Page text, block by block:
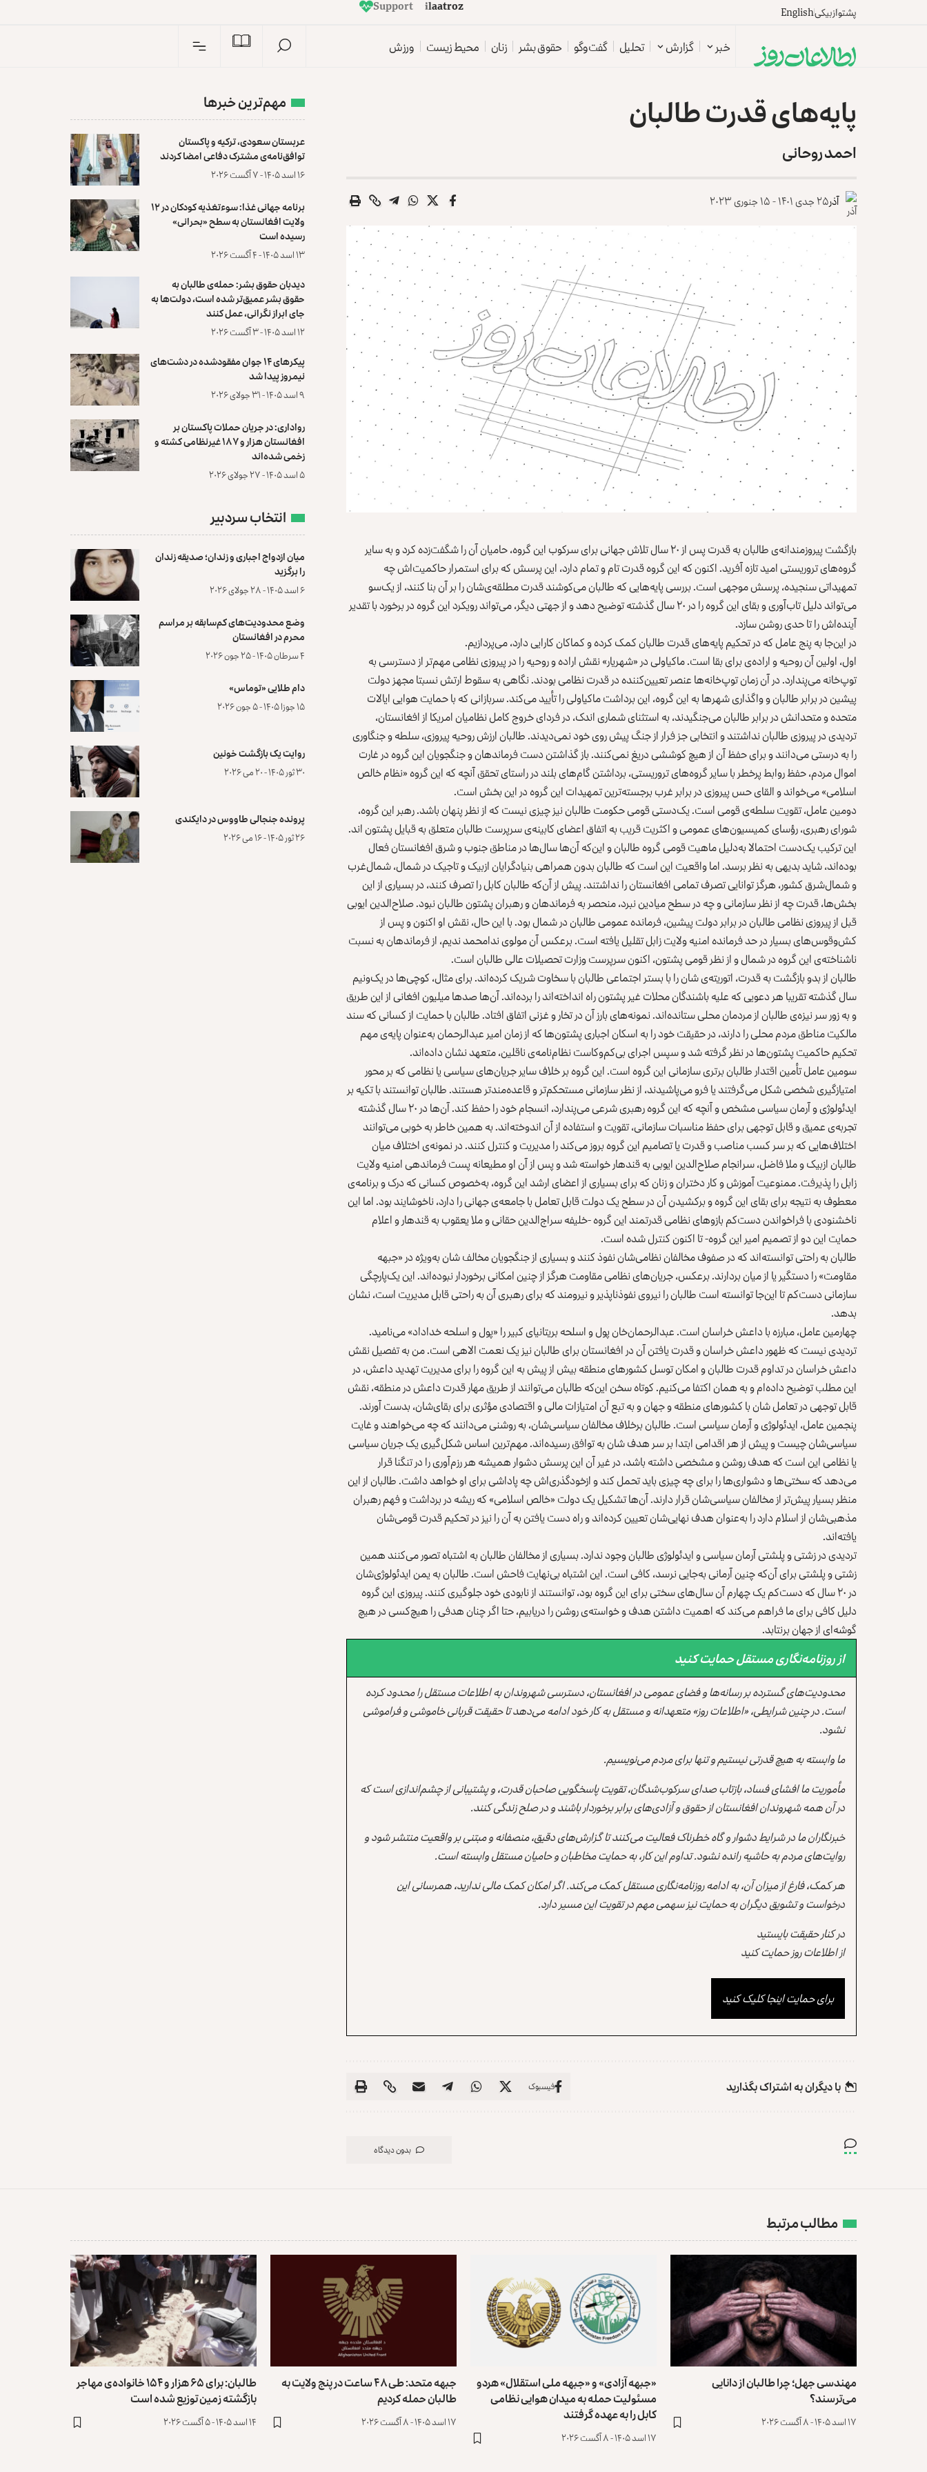
پشتوازبیکیEnglish
z
o
r
t
a
a
l
i
Support
خبر گزارش تحلیل گفت‌وگو حقوق بشر زنان محیط زیست ورزش
پایه‌های قدرت طالبان
احمد روحانی
آذر۲۵ جدی ۱۴۰۱ - ۱۵ جنوری ۲۰۲۳
بازگشت پیروزمندانه‌ی طالبان به قدرت پس از ۲۰ سال تلاش جهانی برای سرکوب این گروه، حامیان آن را شگفت‌زده کرد و به سایر
گروه‌های تروریستی امید تازه آفرید. اکنون که این گروه قدرت تام و تمام دارد، این پرسش که برای استمرار حاکمیت‌اش چه
تمهیداتی سنجیده، پرسش موجهی است. بررسی پایه‌هایی که طالبان می‌کوشند قدرت مطلقه‌ی‌شان را بر آن بنا کنند، از یک‌سو
می‌تواند دلیل تاب‌آوری و بقای این گروه را در ۲۰ سال گذشته توضیح دهد و از جهتی دیگر، می‌تواند رویکرد این گروه در برخورد با تقدیر
آینده‌‌اش را تا حدی روشن سازد.
در این‌جا به پنج عامل که در تحکیم پایه‌های قدرت طالبان کمک کرده و کماکان کارایی دارد، می‌پردازیم.
اول، اولین آن روحیه و اراده‌ی برای بقا است. ماکیاولی در «شهریار» نقش اراده و روحیه را در پیروزی نظامی مهم‌تر از دسترسی به
توپ‌خانه می‌پندارد. در آن زمان توپ‌خانه‌ها عنصر تعیین‌کننده در قدرت نظامی بودند. نگاهی به سقوط ارتش نسبتا مجهز دولت
پیشین در برابر طالبان و واگذاری شهرها به این گروه، این برداشت ماکیاولی را تأیید می‌کند. سربازانی که با حمایت هوایی ایالات
متحده و متحدانش در برابر طالبان می‌جنگیدند، به استثنای شماری اندک، در فردای خروج کامل نظامیان امریکا از افغانستان،
تردیدی در پیروزی طالبان نداشتند و انتخابی جز فرار از جنگ پیش روی خود نمی‌دیدند. طالبان ارزش روحیه پیروزی، سلطه و جنگاوری
را به درستی می‌دانند و برای حفظ آن از هیچ کوششی دریغ نمی‌کنند. باز گذاشتن دست فرماندهان و جنگجویان این گروه در غارت
اموال مردم، حفظ روابط پرخطر با سایر گروه‌های تروریستی، برداشتن گام‌های بلند در راستای تحقق آنچه که این گروه «نظام خالص
اسلامی» می‌خواند و القای حس پیروزی در برابر غرب برجسته‌ترین تمهیدات این گروه در این بخش است.
دومین عامل، تقویت سلطه‌ی قومی است. یک‌دستی قومی حکومت طالبان نیز چیزی نیست که از نظر پنهان باشد. رهبر این گروه،
شورای رهبری، رؤسای کمیسیون‌های عمومی و اکثریت قریب به اتفاق اعضای کابینه‌ی سرپرست طالبان متعلق به قبایل پشتون اند.
این ترکیب یک‌دست احتمالا به‌دلیل ماهیت قومی گروه طالبان و این‌که آن‌ها سال‌ها در مناطق جنوب و شرق افغانستان فعال
بوده‌اند، شاید بدیهی به نظر برسد. اما واقعیت این است که طالبان بدون همراهی بنیادگرایان ازبیک و تاجیک در شمال، شمال‌غرب
و شمال‌شرق کشور، هرگز توانایی تصرف تمامی افغانستان را نداشتند. پیش از آن‌که طالبان کابل را تصرف کنند، در بسیاری از این
بخش‌ها، قدرت چه از نظر سازمانی و چه در سطح میادین نبرد، منحصر به فرماندهان و رهبران پشتون طالبان نبود. صلاح‌الدین ایوبی
قبل از پیروزی نظامی طالبان در برابر دولت پیشین، فرمانده عمومی طالبان در شمال بود. با این حال، نقش او اکنون و پس از
کش‌وقوس‌های بسیار در حد فرمانده امنیه ولایت زابل تقلیل یافته است. برعکس آن مولوی ندامحمد ندیم، از فرماندهان به نسبت
ناشناخته‌ی این گروه در شمال و از نظر قومی پشتون، اکنون سرپرست وزارت تحصیلات عالی طالبان است.
طالبان از بدو بازگشت به قدرت، اتوریته‌ی شان را با بستر اجتماعی طالبان با سخاوت شریک کرده‌اند. برای مثال، کوچی‌ها در یک‌ونیم
سال گذشته تقریبا هر دعویی که علیه باشندگان محلات غیر پشتون راه انداخته‌اند را برده‌اند. آن‌ها صدها میلیون افغانی از این طریق
و به زور سر نیزه‌ی طالبان از مردمان محلی ستانده‌اند. نمونه‌های بارز آن در تخار و غزنی اتفاق افتاد. طالبان با حمایت از کسانی که سند
مالکیت مناطق مردم محلی را دارند، در حقیقت خود را به اسکان اجباری پشتون‌ها که از زمان امیر عبدالرحمان به‌عنوان پایه‌ی مهم
تحکیم حاکمیت پشتون‌ها در نظر گرفته شد و سپس اجرای بی‌کم‌وکاست نظام‌نامه‌ی ناقلین، متعهد نشان داده‌اند.
سومین عامل تأمین اقتدار طالبان برتری سازمانی این گروه است. این گروه بر خلاف سایر جریان‌های سیاسی یا نظامی که بر محور
امتیازگیری شخصی شکل می‌گرفتند یا فرو می‌پاشیدند، از نظر سازمانی مستحکم‌تر و قاعده‌مندتر هستند. طالبان توانستند با تکیه بر
ایدئولوژی و آرمان سیاسی مشخص و آنچه که این گروه رهبری شرعی می‌پندارد، انسجام خود را حفظ کند. آن‌ها در ۲۰ سال گذشته
تجربه‌ی عمیق و قابل توجهی برای حفظ مناسبات سازمانی، تقویت و استفاده از آن اندوخته‌اند. به همین خاطر به خوبی می‌توانند
اختلاف‌هایی که بر سر کسب مناصب و قدرت یا تصامیم این گروه بروز می‌کند را مدیریت و کنترل کنند. در نمونه‌ی اختلاف میان
طالبان ازبیک و ملا فاضل، سرانجام صلاح‌الدین ایوبی به قندهار خواسته شد و پس از آن او مطیعانه پست فرماندهی امنیه ولایت
زابل را پذیرفت. ممنوعیت آموزش و کار دختران و زنان که برای بسیاری از اعضای ارشد این گروه، به‌خصوص کسانی که درک و برنامه‌ی
معطوف به نتیجه برای بقای این گروه و برکشیدن آن در سطح یک دولت قابل تعامل با جامعه‌ی جهانی را دارد، ناخوشایند بود. اما این
ناخشنودی با فراخواندن دست‌کم بازوهای نظامی قدرتمند این گروه -خلیفه سراج‌الدین حقانی و ملا یعقوب به قندهار و اعلام
حمایت این دو از تصمیم امیر این گروه- تا اکنون کنترل شده است.
طالبان به راحتی توانسته‌اند که در صفوف مخالفان نظامی‌شان نفوذ کنند و بسیاری از جنگجویان مخالف شان به‌ویژه در «جبهه
مقاومت» را دستگیر یا از میان بردارند. برعکس، جریان‌های نظامی مقاومت هرگز از چنین امکانی برخوردار نبوده‌اند. این یک‌پارچگی
سازمانی دست‌کم تا این‌جا توانسته است طالبان را نیروی نفوذناپذیر و نیرومند که برای رهبری آن به راحتی قابل مدیریت است، نشان
بدهد.
چهارمین عامل، مبارزه با داعش خراسان است. عبدالرحمان‌خان پول و اسلحه بریتانیای کبیر را «پول و اسلحه خداداد» می‌نامید.
تردیدی نیست که ظهور داعش خراسان و قدرت یافتن آن در افغانستان برای طالبان نیز یک نعمت الاهی است. من به تفصیل نقش
داعش خراسان در تداوم قدرت طالبان و امکان توسل کشورهای منطقه بیش از پیش به این گروه را برای مدیریت تهدید داعش،در
این مطلبتوضیح داده‌ام و به همان اکتفا می‌کنیم. کوتاه سخن این‌که طالبان می‌توانند از طریق مهار قدرت داعش در منطقه، نقش
قابل توجهی در تعامل شان با کشورهای منطقه و جهان و به تبع آن امتیازات مالی و اقتصادی مؤثری برای بقای‌شان، بدست آورند.
پنجمین عامل، ایدئولوژی و آرمان سیاسی است. طالبان برخلاف مخالفان سیاسی‌شان، به روشنی می‌دانند که چه می‌خواهند و غایت
سیاسی‌شان چیست و پیش از هر اقدامی ابتدا بر سر هدف شان به توافق رسیده‌اند. مهم‌ترین اساس شکل‌گیری یک جریان سیاسی
یا نظامی این است که هدف روشن و مشخصی داشته باشد، در غیر آن این پرسش دشوار همیشه هر رزم‌آوری را در تنگنا قرار
می‌دهد که سختی‌ها و دشواری‌ها را برای چه چیزی باید تحمل کند و ازخودگذری‌اش چه پاداشی برای او خواهد داشت. طالبان از این
منظر بسیار پیش‌تر از مخالفان سیاسی‌شان قرار دارند. آن‌ها تشکیل یک دولت «خالص اسلامی» که ریشه در برداشت و فهم رهبران
مذهبی‌شان از اسلام دارد را به‌عنوان هدف نهایی‌شان تعیین کرده‌اند و راه دست یافتن به آن را نیز در تحکیم قدرت قومی‌شان
یافته‌اند.
تردیدی در زشتی و پلشتی آرمان سیاسی و ایدئولوژی طالبان وجود ندارد. بسیاری از مخالفان طالبان به اشتباه تصور می‌کنند همین
زشتی و پلشتی برای آن‌که چنین آرمانی به‌جایی نرسد، کافی است. این اشتباه بی‌نهایت فاحش است. طالبان به یمن ایدئولوژی‌شان
در ۲۰ سال که دست‌کم یک چهارم آن سال‌های سختی برای این گروه بود، توانستند از نابودی خود جلوگیری کنند. پیروزی این گروه
دلیل کافی برای ما فراهم می‌کند که اهمیت داشتن هدف و خواسته‌ی روشن را دریابیم، حتا اگر چنان هدفی را هیچ‌کسی در هیچ
گوشه‌ای از جهان برنتابد.
از روزنامه‌نگاری مستقل حمایت کنید
محدودیت‌های گسترده بر رسانه‌ها و فضای عمومی در افغانستان، دسترسی شهروندان به اطلاعات مستقل را محدود کرده
است. در چنین شرایطی، «اطلاعات روز» متعهدانه و مستقل به کار خود ادامه می‌دهد تا حقیقت قربانی خاموشی و فراموشی
نشود.
ما وابسته به هیچ قدرتی نیستیم و تنها برای مردم می‌نویسیم.
مأموریت ما افشای فساد، بازتاب صدای سرکوب‌شدگان، تقویت پاسخگویی صاحبان قدرت، و پشتیبانی از چشم‌اندازی است که
در آن همه شهروندان افغانستان از حقوق و آزادی‌های برابر برخوردار باشند و در صلح زندگی کنند.
خبرنگاران ما در شرایط دشوار و گاه خطرناک فعالیت می‌کنند تا گزارش‌های دقیق، منصفانه و مبتنی بر واقعیت منتشر شود و
روایت‌های مردم به حاشیه رانده نشود. تداوم این کار، به حمایت مخاطبان و حامیان مستقل وابسته است.
هر کمک، فارغ از میزان آن، به ادامه روزنامه‌نگاری مستقل کمک می‌کند. اگر امکان کمک مالی ندارید، همرسانی این
درخواست و تشویق دیگران به حمایت نیز سهمی مهم در تقویت این مسیر دارد.
در کنار حقیقت بایستید
از اطلاعات روز حمایت کنید
برای حمایت اینجا کلیک کنید
با دیگران به‌‌ اشتراک بگذارید فیسبوک
بدون دیدگاه
مهم‌ترین خبرها
عربستان سعودی، ترکیه و پاکستان
توافق‌نامه‌ی مشترک دفاعی امضا کردند
۱۶ اسد ۱۴۰۵ - ۷ آگست ۲۰۲۶
برنامه جهانی غذا: سوءتغذیه کودکان در ۱۲
ولایت افغانستان به سطح «بحرانی»
رسیده است
۱۳ اسد ۱۴۰۵ - ۴ آگست ۲۰۲۶
دیدبان حقوق بشر: حمله‌ی طالبان به
حقوق بشر عمیق‌تر شده است، دولت‌ها به
جای ابراز نگرانی، عمل کنند
۱۲ اسد ۱۴۰۵ - ۳ آگست ۲۰۲۶
پیکرهای ۱۴ جوان مفقودشده در دشت‌های
نیمروز پیدا شد
۹ اسد ۱۴۰۵ - ۳۱ جولای ۲۰۲۶
رواداری: در جریان حملات پاکستان بر
افغانستان هزار و ۱۸۷ غیرنظامی کشته و
زخمی شده‌اند
۵ اسد ۱۴۰۵ - ۲۷ جولای ۲۰۲۶
انتخاب سردبیر
میان ازدواج اجباری و زندان؛ صدیقه زندان
را برگزید
۶ اسد ۱۴۰۵ - ۲۸ جولای ۲۰۲۶
وضع محدودیت‌های کم‌سابقه بر مراسم
محرم در افغانستان
۴ سرطان ۱۴۰۵ - ۲۵ جون ۲۰۲۶
دام طلایی «توماس»
۱۵ جوزا ۱۴۰۵ - ۵ جون ۲۰۲۶
روایت یک بازگشت خونین
۳۰ ثور ۱۴۰۵ - ۲۰ می ۲۰۲۶
پرونده‌ جنجالی طاووس در دایکندی
۲۶ ثور ۱۴۰۵ - ۱۶ می ۲۰۲۶
مطالب مرتبط
مهندسی جهل؛ چرا طالبان از دانایی
می‌ترسند؟
۱۷ اسد ۱۴۰۵ - ۸ آگست ۲۰۲۶
«جبهه آزادی» و «جبهه ملی استقلال» هردو
مسئولیت حمله به میدان هوایی نظامی
کابل را به عهده گرفتند
۱۷ اسد ۱۴۰۵ - ۸ آگست ۲۰۲۶
جبهه متحد: طی ۴۸ ساعت در پنج ولایت به
طالبان حمله کردیم
۱۷ اسد ۱۴۰۵ - ۸ آگست ۲۰۲۶
طالبان: برای ۶۵ هزار و ۱۵۴ خانواده‌ی مهاجر
بازگشته زمین توزیع ‏شده است
۱۴ اسد ۱۴۰۵ - ۵ آگست ۲۰۲۶